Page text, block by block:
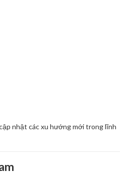
nhật các xu hướng mới trong lĩnh